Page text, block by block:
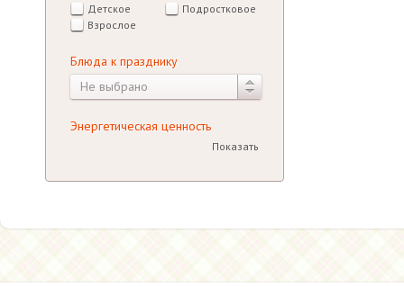
Детское
Подростковое
Взрослое
Блюда к празднику
Не выбрано
Энергетическая ценность
Показать